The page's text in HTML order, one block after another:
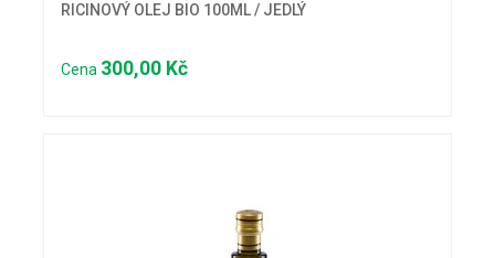
RICINOVÝ OLEJ BIO 100ML / JEDLÝ
Cena 300,00 Kč